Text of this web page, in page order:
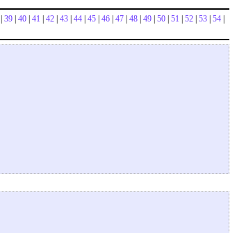
| 39 | 40 | 41 | 42 | 43 | 44 | 45 | 46 | 47 | 48 | 49 | 50 | 51 | 52 | 53 | 54 |